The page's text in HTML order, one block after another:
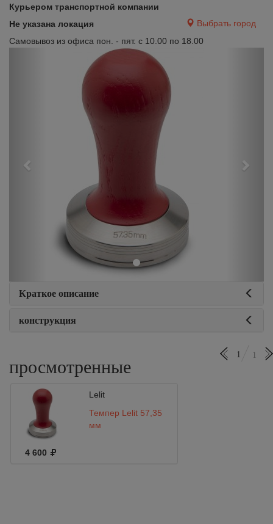
Курьером транспортной компании
Не указана локация
Выбрать город
Самовывоз из офиса пон. - пят. с 10.00 по 18.00
Краткое описание
конструкция
просмотренные
1 1
Lelit
Темпер Lelit 57,35
мм
4 600